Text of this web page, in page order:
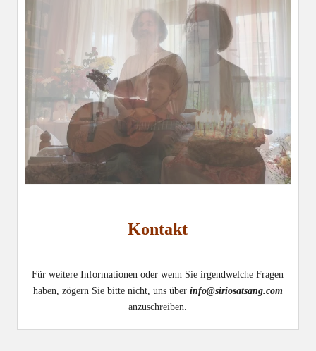
Kontakt
Für weitere Informationen oder wenn Sie irgendwelche Fragen
haben, zögern Sie bitte nicht, uns über info@siriosatsang.com
anzuschreiben.